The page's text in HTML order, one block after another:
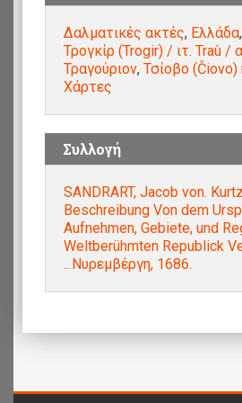
Δαλματικές ακτές, Ελλάδα,
Τρoγκίρ (Trogir) / ιτ. Traù /
Τραγούριον, Τσίοβο
Χάρτες
Συλλογή
SANDRART, Jacob von.
Beschreibung Von dem
Aufnehmen, Gebiete, und
Weltberühmten Republick
...Νυρεμβέργη, 1686.